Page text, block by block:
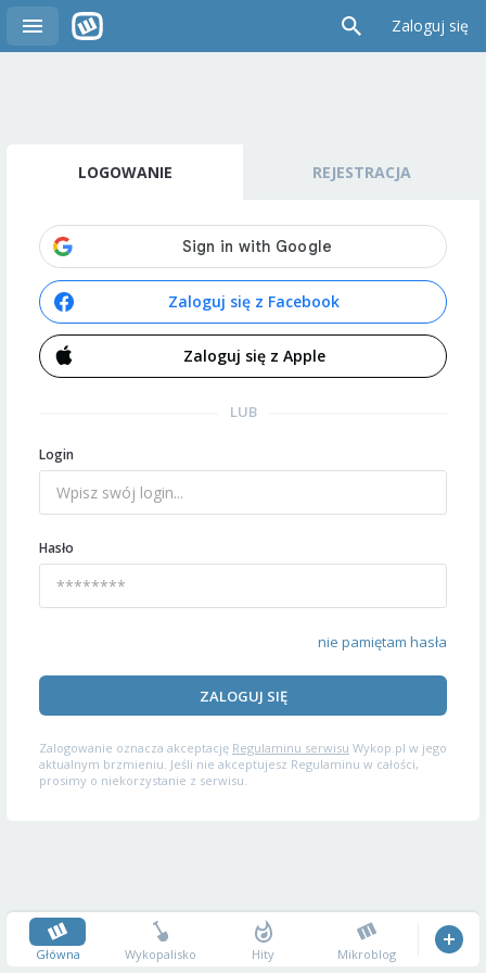
Zaloguj się
LOGOWANIE REJESTRACJA
Zaloguj się z Facebook
Zaloguj się z Apple
LUB
Login
Hasło
nie pamiętam hasła
ZALOGUJ SIĘ
Zalogowanie oznacza akceptację Regulaminu serwisu Wykop.pl w jego
aktualnym brzmieniu. Jeśli nie akceptujesz Regulaminu w całości,
prosimy o niekorzystanie z serwisu.
Główna Wykopalisko Hity Mikroblog